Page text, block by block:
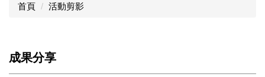
首頁 活動剪影
成果分享